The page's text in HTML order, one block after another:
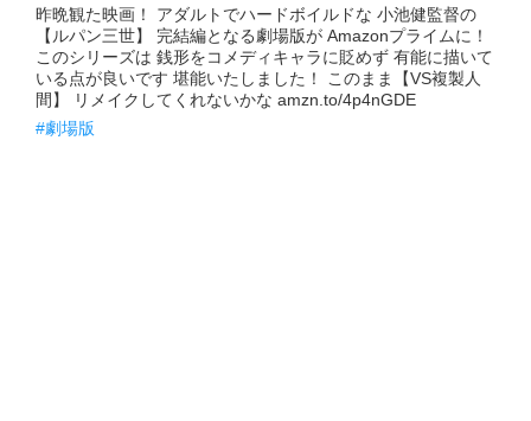
昨晩観た映画！ アダルトでハードボイルドな 小池健監督の
【ルパン三世】 完結編となる劇場版が Amazonプライムに！
このシリーズは 銭形をコメディキャラに貶めず 有能に描いて
いる点が良いです 堪能いたしました！ このまま【VS複製人
間】 リメイクしてくれないかな amzn.to/4p4nGDE
#劇場版